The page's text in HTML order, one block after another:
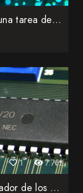
Contratar fibra óptica... ¿una tarea de riesgo?
1 7.752
Nec V20, un microprocesador de los ochenta rival del Intel 8...